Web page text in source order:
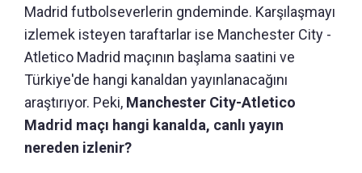
Madrid futbolseverlerin gndeminde. Karşılaşmayı
izlemek isteyen taraftarlar ise Manchester City -
Atletico Madrid maçının başlama saatini ve
Türkiye'de hangi kanaldan yayınlanacağını
araştırıyor. Peki, Manchester City-Atletico
Madrid maçı hangi kanalda, canlı yayın
nereden izlenir?